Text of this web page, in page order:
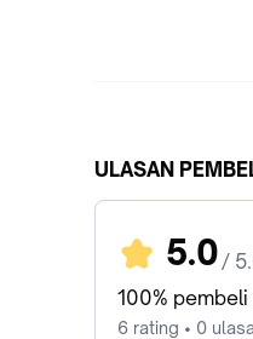
ULASAN
5.0 /
100%
6 rating • 0